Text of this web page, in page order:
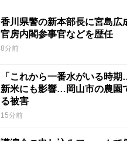
香川県警の新本部長に宮島
官房内閣参事官などを歴任
8分前
「これから一番水がいる時
新米にも影響…岡山市の農園
る被害
15分前